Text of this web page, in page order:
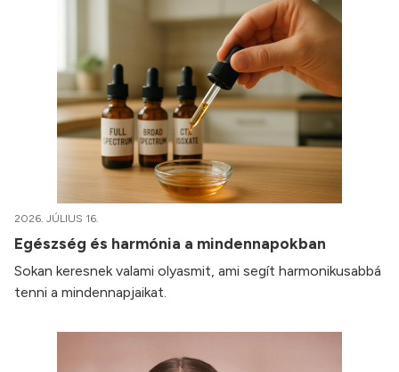
2026. JÚLIUS 16.
Egészség és harmónia a mindennapokban
Sokan keresnek valami olyasmit, ami segít harmonikusabbá
tenni a mindennapjaikat.